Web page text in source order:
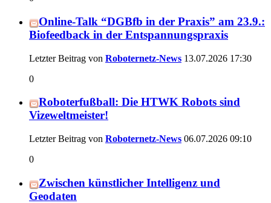
Online-Talk “DGBfb in der Praxis” am 23.9.:
Biofeedback in der Entspannungspraxis
Letzter Beitrag von Roboternetz-News 13.07.2026 17:30
0
Roboterfußball: Die HTWK Robots sind
Vizeweltmeister!
Letzter Beitrag von Roboternetz-News 06.07.2026 09:10
0
Zwischen künstlicher Intelligenz und
Geodaten